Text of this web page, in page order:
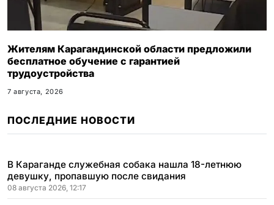
Жителям Карагандинской области предложили
бесплатное обучение с гарантией
трудоустройства
7 августа, 2026
ПОСЛЕДНИЕ НОВОСТИ
В Караганде служебная собака нашла 18-летнюю
девушку, пропавшую после свидания
08 августа 2026, 12:17